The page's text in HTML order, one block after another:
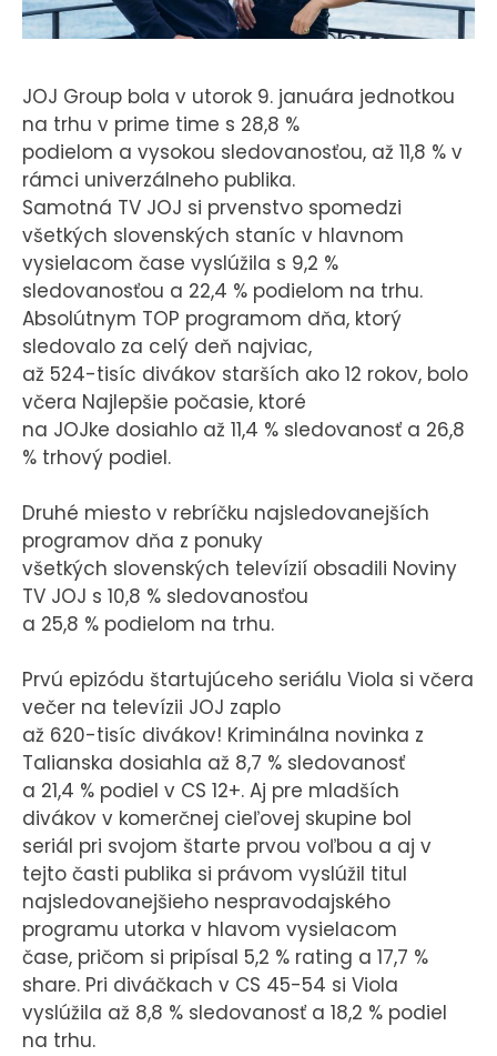
JOJ Group bola v utorok 9. januára jednotkou
na trhu v prime time s 28,8 %
podielom a vysokou sledovanosťou, až 11,8 % v
rámci univerzálneho publika.
Samotná TV JOJ si prvenstvo spomedzi
všetkých slovenských staníc v hlavnom
vysielacom čase vyslúžila s 9,2 %
sledovanosťou a 22,4 % podielom na trhu.
Absolútnym TOP programom dňa, ktorý
sledovalo za celý deň najviac,
až 524-tisíc divákov starších ako 12 rokov, bolo
včera Najlepšie počasie, ktoré
na JOJke dosiahlo až 11,4 % sledovanosť a 26,8
% trhový podiel.
Druhé miesto v rebríčku najsledovanejších
programov dňa z ponuky
všetkých slovenských televízií obsadili Noviny
TV JOJ s 10,8 % sledovanosťou
a 25,8 % podielom na trhu.
Prvú epizódu štartujúceho seriálu Viola si včera
večer na televízii JOJ zaplo
až 620-tisíc divákov! Kriminálna novinka z
Talianska dosiahla až 8,7 % sledovanosť
a 21,4 % podiel v CS 12+. Aj pre mladších
divákov v komerčnej cieľovej skupine bol
seriál pri svojom štarte prvou voľbou a aj v
tejto časti publika si právom vyslúžil titul
najsledovanejšieho nespravodajského
programu utorka v hlavom vysielacom
čase, pričom si pripísal 5,2 % rating a 17,7 %
share. Pri diváčkach v CS 45-54 si Viola
vyslúžila až 8,8 % sledovanosť a 18,2 % podiel
na trhu.